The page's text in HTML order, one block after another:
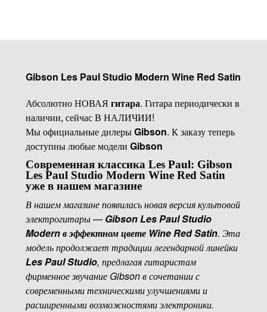
Gibson Les Paul Studio Modern Wine Red Satin
Абсолютно НОВАЯ гитара. Гитара периодически в
наличии, сейчас В НАЛИЧИИ!
Мы официальные дилерыGibson. К заказу теперь
доступны любые модели Gibson
Современная классика Les Paul: Gibson
Les Paul Studio Modern Wine Red Satin
уже в нашем магазине
В нашем магазине появилась новая версия культовой
электрогитары —Gibson Les Paul Studio
Modern в эффектном цвете Wine Red Satin. Эта
модель продолжает традиции легендарной линейки
Les Paul Studio, предлагая гитаристам
фирменное звучание Gibson в сочетании с
современными техническими улучшениями и
расширенными возможностями электроники.